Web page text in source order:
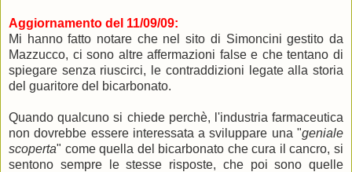
Aggiornamento del 11/09/09:
Mi hanno fatto notare che nel sito di Simoncini gestito da
Mazzucco, ci sono altre affermazioni false e che tentano di
spiegare senza riuscirci, le contraddizioni legate alla storia
del guaritore del bicarbonato.
Quando qualcuno si chiede perchè, l'industria farmaceutica
non dovrebbe essere interessata a sviluppare una "geniale
scoperta" come quella del bicarbonato che cura il cancro, si
sentono sempre le stesse risposte, che poi sono quelle